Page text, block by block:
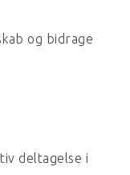
og bidrage
deltagelse i